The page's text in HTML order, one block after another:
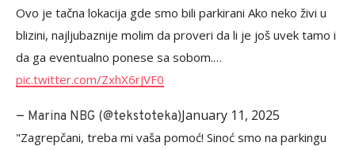
Ovo je tačna lokacija gde smo bili parkirani Ako neko živi u
blizini, najljubaznije molim da proveri da li je još uvek tamo i
da ga eventualno ponese sa sobom.…
pic.twitter.com/ZxhX6rJVF0
— Marina NBG (@tekstoteka)January 11, 2025
"Zagrepčani, treba mi vaša pomoć! Sinoć smo na parkingu